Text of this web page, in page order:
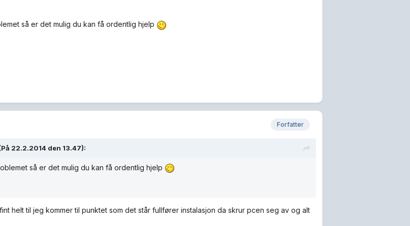
så er det mulig du kan få ordentlig hjelp
Forfatter
22.2.2014 den 13.47):
så er det mulig du kan få ordentlig hjelp
helt til jeg kommer til punktet som det står fullfører instalasjon da skrur pcen seg av og alt